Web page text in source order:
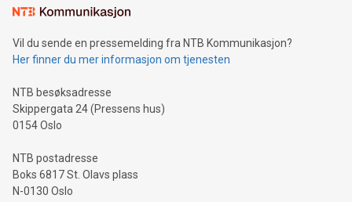
Vil du sende en pressemelding fra NTB Kommunikasjon?
Her finner du mer informasjon om tjenesten
NTB besøksadresse
Skippergata 24 (Pressens hus)
0154 Oslo
NTB postadresse
Boks 6817 St. Olavs plass
N-0130 Oslo